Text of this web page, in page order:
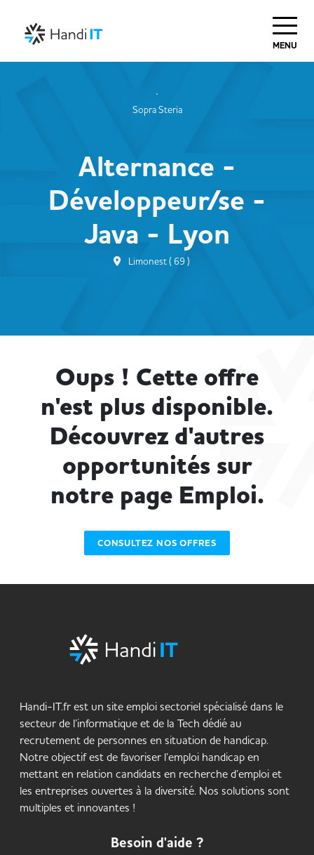
MENU
Sopra Steria
Alternance -
Développeur/se -
Java - Lyon
Limonest ( 69 )
Oups ! Cette offre
n'est plus disponible.
Découvrez d'autres
opportunités sur
notre page Emploi.
CONSULTEZ NOS OFFRES
Handi-IT.fr est un site emploi sectoriel spécialisé dans le
secteur de l’informatique et de la Tech dédié au
recrutement de personnes en situation de handicap.
Notre objectif est de favoriser l’emploi handicap en
mettant en relation candidats en recherche d’emploi et
les entreprises ouvertes à la diversité. Nos solutions sont
multiples et innovantes !
Besoin d'aide ?